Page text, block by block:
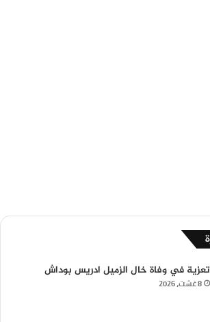
تعزية في وفاة خال الزميل ادريس بوداش
8 غشت، 2026